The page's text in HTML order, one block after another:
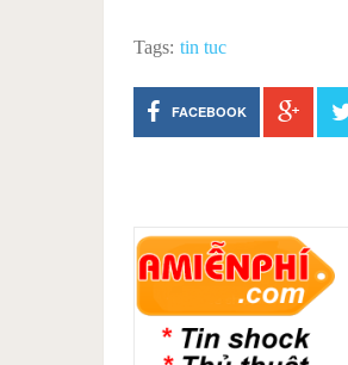
Tags: tin tuc
FACEBOOK